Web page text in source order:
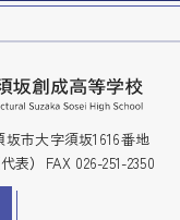
坂市大字須坂1616番地
代表） FAX 026-251-2350